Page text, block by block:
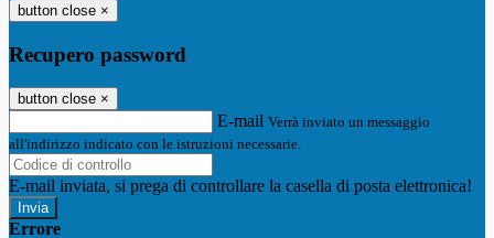
button close ×
Recupero password
button close ×
E-mail Verrà inviato un messaggio
all'indirizzo indicato con le istruzioni necessarie.
E-mail inviata, si prega di controllare la casella di posta elettronica!
Errore